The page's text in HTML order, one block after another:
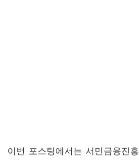
이번 포스팅에서는 서민금융진